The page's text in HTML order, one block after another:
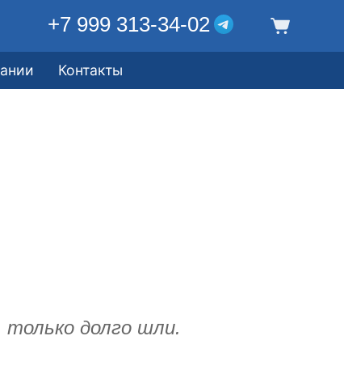
+7 999 313-34-02
Контакты
долго шли.